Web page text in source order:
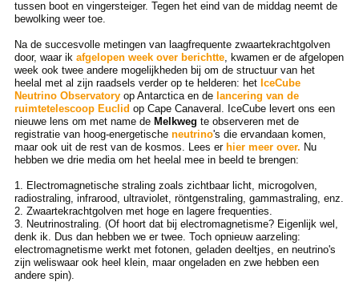
tussen boot en vingersteiger. Tegen het eind van de middag neemt de
bewolking weer toe.
Na de succesvolle metingen van laagfrequente zwaartekrachtgolven
door, waar ik afgelopen week over berichtte, kwamen er de afgelopen
week ook twee andere mogelijkheden bij om de structuur van het
heelal met al zijn raadsels verder op te helderen: het IceCube
Neutrino Observatoryop Antarctica en de lancering van de
ruimtetelescoop Euclid op Cape Canaveral. IceCube levert ons een
nieuwe lens om met name de Melkweg te observeren met de
registratie van hoog-energetische neutrino's die ervandaan komen,
maar ook uit de rest van de kosmos. Lees er hier meer over. Nu
hebben we drie media om het heelal mee in beeld te brengen:
1. Electromagnetische straling zoals zichtbaar licht, microgolven,
radiostraling, infrarood, ultraviolet, röntgenstraling, gammastraling, enz.
2. Zwaartekrachtgolven met hoge en lagere frequenties.
3. Neutrinostraling. (Of hoort dat bij electromagnetisme? Eigenlijk wel,
denk ik. Dus dan hebben we er twee. Toch opnieuw aarzeling:
electromagnetisme werkt met fotonen, geladen deeltjes, en neutrino's
zijn weliswaar ook heel klein, maar ongeladen en zwe hebben een
andere spin).